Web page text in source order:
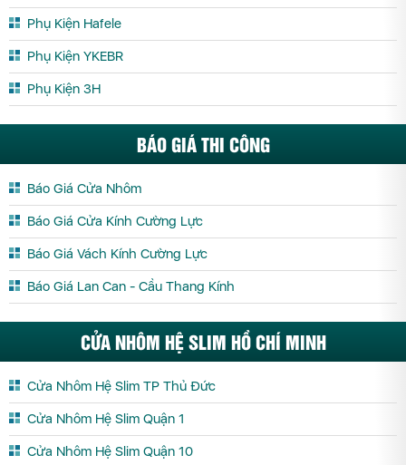
Phụ Kiện Hafele
Phụ Kiện YKEBR
Phụ Kiện 3H
BÁO GIÁ THI CÔNG
Báo Giá Cửa Nhôm
Báo Giá Cửa Kính Cường Lực
Báo Giá Vách Kính Cường Lực
Báo Giá Lan Can - Cầu Thang Kính
CỬA NHÔM HỆ SLIM HỒ CHÍ MINH
Cửa Nhôm Hệ Slim TP Thủ Đức
Cửa Nhôm Hệ Slim Quận 1
Cửa Nhôm Hệ Slim Quận 10